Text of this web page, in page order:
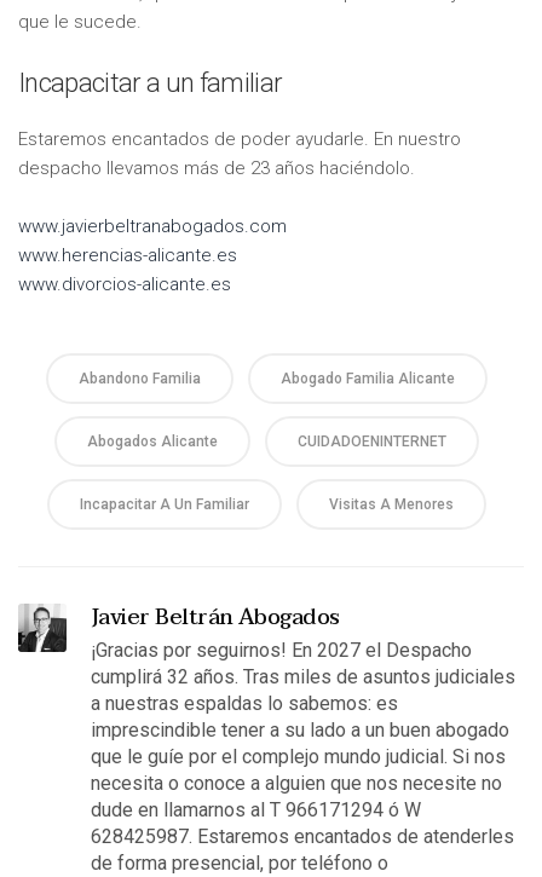
que le sucede.
Incapacitar a un familiar
Estaremos encantados de poder ayudarle. En nuestro
despacho llevamos más de 23 años haciéndolo.
www.javierbeltranabogados.com
www.herencias-alicante.es
www.divorcios-alicante.es
Abandono Familia Abogado Familia Alicante
Abogados Alicante CUIDADOENINTERNET
Incapacitar A Un Familiar Visitas A Menores
Javier Beltrán Abogados
¡Gracias por seguirnos! En 2027 el Despacho
cumplirá 32 años. Tras miles de asuntos judiciales
a nuestras espaldas lo sabemos: es
imprescindible tener a su lado a un buen abogado
que le guíe por el complejo mundo judicial. Si nos
necesita o conoce a alguien que nos necesite no
dude en llamarnos al T 966171294 ó W
628425987. Estaremos encantados de atenderles
de forma presencial, por teléfono o